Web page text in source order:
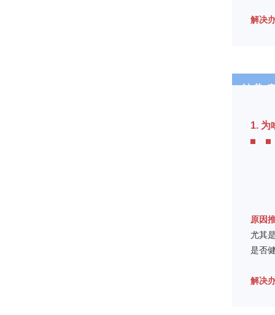
解决
转 染
1. 为
原因
尤其
是否
解决